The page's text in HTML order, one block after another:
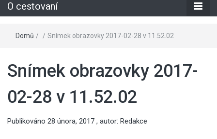
O cestovaní
Domů / / Snímek obrazovky 2017-02-28 v 11.52.02
Snímek obrazovky 2017-
02-28 v 11.52.02
Publikováno 28 února, 2017 , autor: Redakce